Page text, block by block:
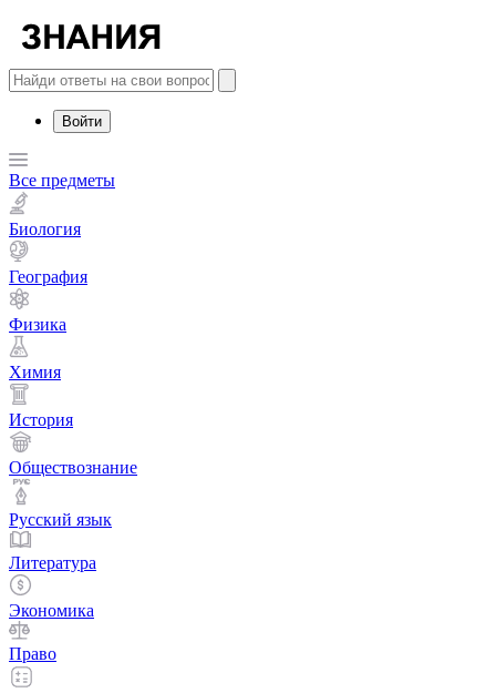
Войти
Все предметы
Биология
География
Физика
Химия
История
Обществознание
Русский язык
Литература
Экономика
Право